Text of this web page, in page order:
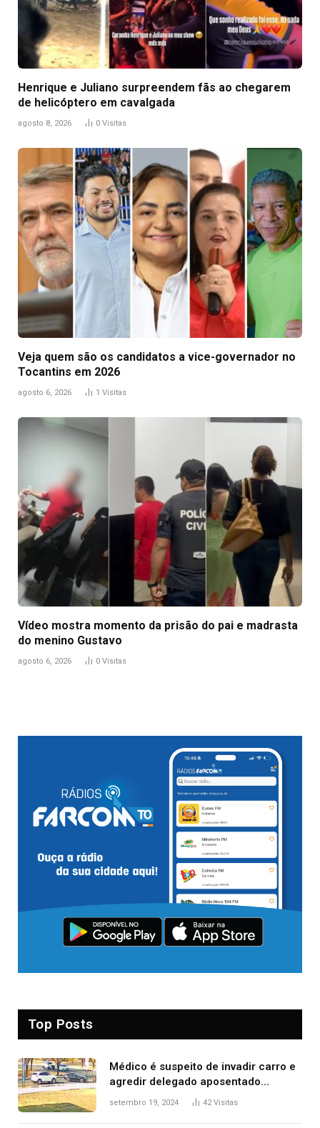
Henrique e Juliano surpreendem fãs ao chegarem
de helicóptero em cavalgada
agosto 8, 2026 0 Visitas
Veja quem são os candidatos a vice-governador no
Tocantins em 2026
agosto 6, 2026 1 Visitas
Vídeo mostra momento da prisão do pai e madrasta
do menino Gustavo
agosto 6, 2026 0 Visitas
Top Posts
Médico é suspeito de invadir carro e
agredir delegado aposentado
durante confusão no trânsito
setembro 19, 2024 42Visitas